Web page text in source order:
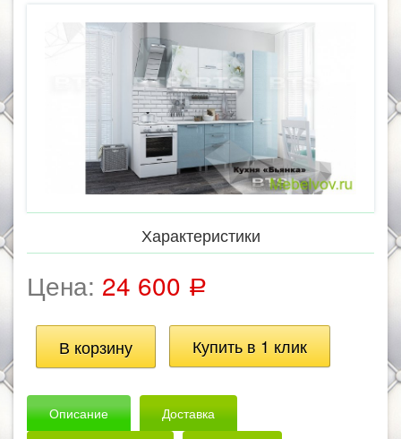
Характеристики
Цена: 24 600 Р
Описание
Доставка